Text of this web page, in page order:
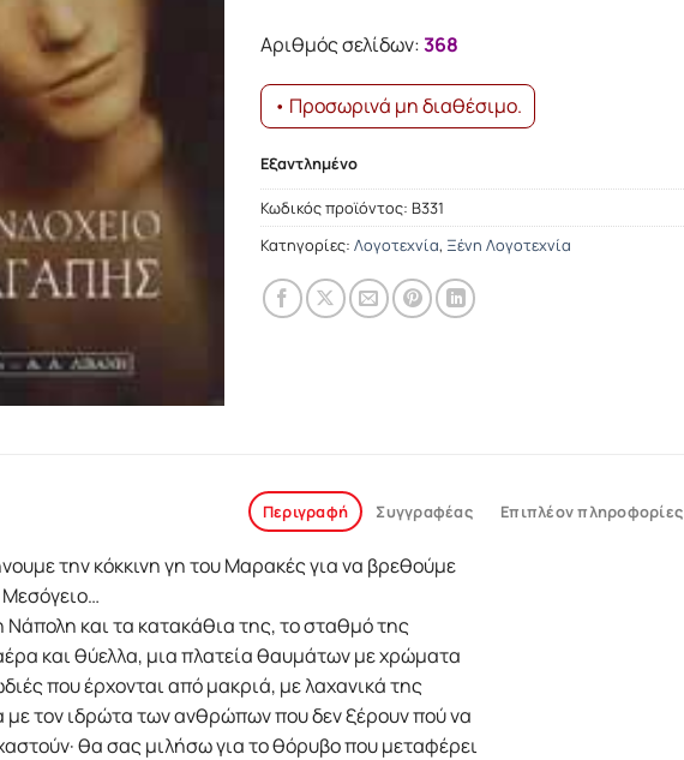
18.35€.
Αριθμός σελίδων:368
• Προσωρινά μη διαθέσιμο.
Εξαντλημένο
Κωδικός προϊόντος:Β331
Κατηγορίες:Λογοτεχνία, Ξένη Λογοτεχνία
Περιγραφή Συγγραφέας Επιπλέον πληροφορίες
την κόκκινη γη του Μαρακές για να βρεθούμε
και τα κατακάθια της, το σταθμό της
και θύελλα, μια πλατεία θαυμάτων με χρώματα
που έρχονται από μακριά, με λαχανικά της
τον ιδρώτα των ανθρώπων που δεν ξέρουν πού να
θα σας μιλήσω για το θόρυβο που μεταφέρει